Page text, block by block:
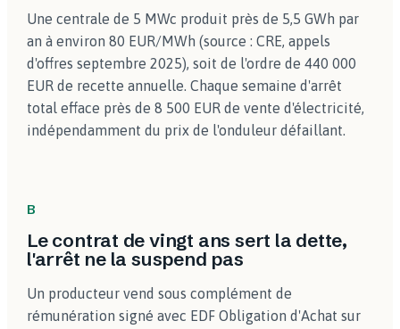
Une centrale de 5 MWc produit près de 5,5 GWh par
an à environ 80 EUR/MWh (source : CRE, appels
d'offres septembre 2025), soit de l'ordre de 440 000
EUR de recette annuelle. Chaque semaine d'arrêt
total efface près de 8 500 EUR de vente d'électricité,
indépendamment du prix de l'onduleur défaillant.
B
Le contrat de vingt ans sert la dette,
l'arrêt ne la suspend pas
Un producteur vend sous complément de
rémunération signé avec EDF Obligation d'Achat sur